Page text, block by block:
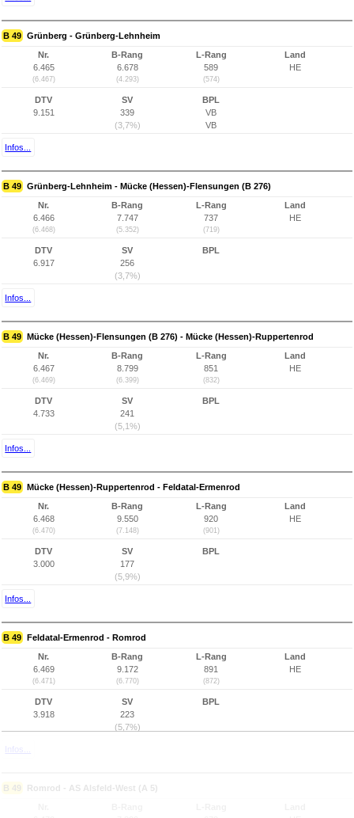
B 49 Grünberg - Grünberg-Lehnheim
Nr.
6.465
(6.467)
B-Rang
6.678
(4.293)
L-Rang
589
(574)
Land
HE
DTV
9.151
SV
339
(3,7%)
BPL
VB
VB
Infos...
B 49 Grünberg-Lehnheim - Mücke (Hessen)-Flensungen (B 276)
Nr.
6.466
(6.468)
B-Rang
7.747
(5.352)
L-Rang
737
(719)
Land
HE
DTV
6.917
SV
256
(3,7%)
BPL
Infos...
B 49 Mücke (Hessen)-Flensungen (B 276) - Mücke (Hessen)-Ruppertenrod
Nr.
6.467
(6.469)
B-Rang
8.799
(6.399)
L-Rang
851
(832)
Land
HE
DTV
4.733
SV
241
(5,1%)
BPL
Infos...
B 49 Mücke (Hessen)-Ruppertenrod - Feldatal-Ermenrod
Nr.
6.468
(6.470)
B-Rang
9.550
(7.148)
L-Rang
920
(901)
Land
HE
DTV
3.000
SV
177
(5,9%)
BPL
Infos...
B 49 Feldatal-Ermenrod - Romrod
Nr.
6.469
(6.471)
B-Rang
9.172
(6.770)
L-Rang
891
(872)
Land
HE
DTV
3.918
SV
223
(5,7%)
BPL
Infos...
B 49 Romrod - AS Alsfeld-West (A 5)